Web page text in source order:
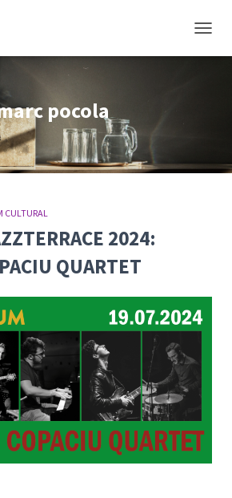
pocola
CULTURAL
2024:
QUARTET